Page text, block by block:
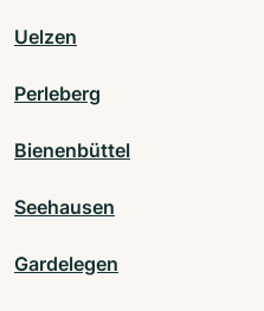
Uelzen
Perleberg
Bienenbüttel
Seehausen
Gardelegen